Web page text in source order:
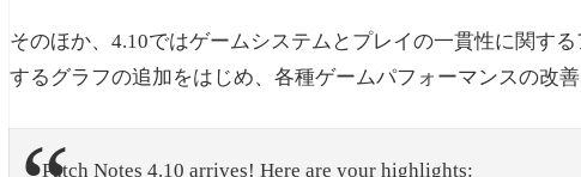
そのほか、 4.10ではゲームシステムとプレイの一貫性に関す
するグラフの追加をはじめ、各種ゲームパフォーマンスの改
Patch Notes 4.10 arrives! Here are your highlights: